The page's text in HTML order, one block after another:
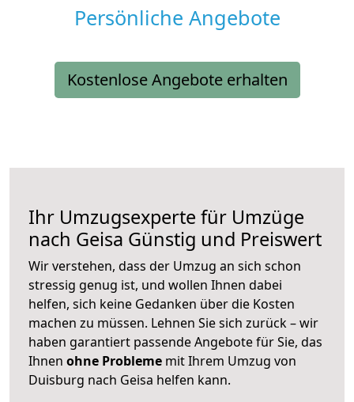
Persönliche Angebote
Kostenlose Angebote erhalten
Ihr Umzugsexperte für Umzüge
nach Geisa Günstig und Preiswert
Wir verstehen, dass der Umzug an sich schon
stressig genug ist, und wollen Ihnen dabei
helfen, sich keine Gedanken über die Kosten
machen zu müssen. Lehnen Sie sich zurück – wir
haben garantiert passende Angebote für Sie, das
Ihnen ohne Probleme mit Ihrem Umzug von
Duisburg nach Geisa helfen kann.